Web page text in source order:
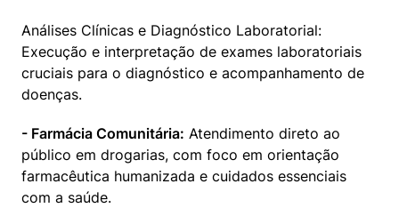
Análises Clínicas e Diagnóstico Laboratorial:
Execução e interpretação de exames laboratoriais
cruciais para o diagnóstico e acompanhamento de
doenças.
- Farmácia Comunitária: Atendimento direto ao
público em drogarias, com foco em orientação
farmacêutica humanizada e cuidados essenciais
com a saúde.